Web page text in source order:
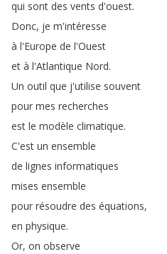
qui sont des vents d'ouest.
Donc, je m'intéresse
à l'Europe de l'Ouest
et à l'Atlantique Nord.
Un outil que j'utilise souvent
pour mes recherches
est le modèle climatique.
C'est un ensemble
de lignes informatiques
mises ensemble
pour résoudre des équations,
en physique.
Or, on observe